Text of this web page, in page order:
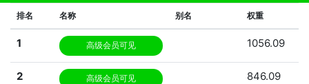
排名 名称 别名 权重
1 高级会员可见 1056.09
2 高级会员可见 846.09